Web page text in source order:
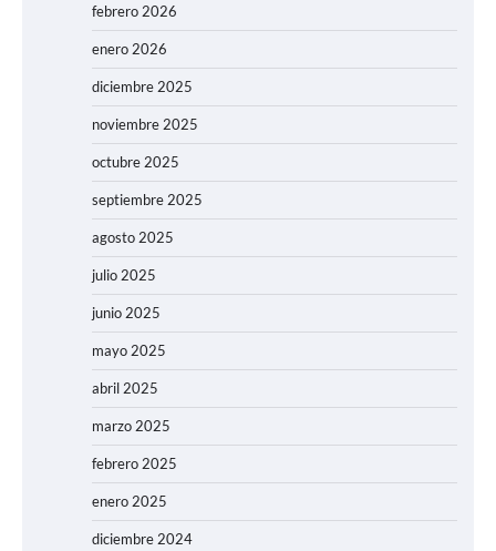
febrero 2026
enero 2026
diciembre 2025
noviembre 2025
octubre 2025
septiembre 2025
agosto 2025
julio 2025
junio 2025
mayo 2025
abril 2025
marzo 2025
febrero 2025
enero 2025
diciembre 2024